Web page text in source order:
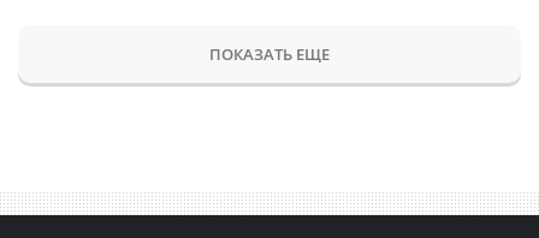
ПОКАЗАТЬ ЕЩЕ